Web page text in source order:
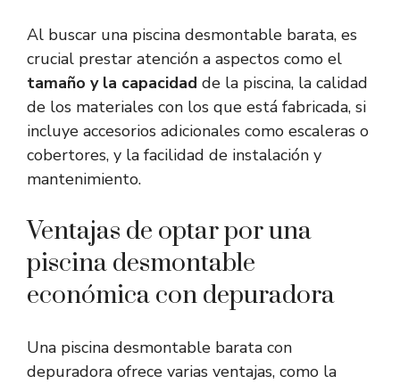
Al buscar una piscina desmontable barata, es
crucial prestar atención a aspectos como el
tamaño y la capacidad de la piscina, la calidad
de los materiales con los que está fabricada, si
incluye accesorios adicionales como escaleras o
cobertores, y la facilidad de instalación y
mantenimiento.
Ventajas de optar por una
piscina desmontable
económica con depuradora
Una piscina desmontable barata con
depuradora ofrece varias ventajas, como la